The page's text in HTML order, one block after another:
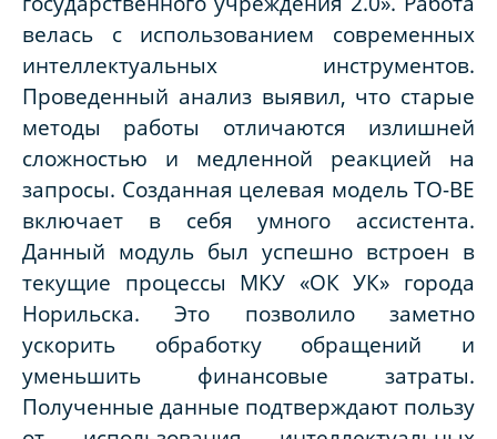
велась с использованием современных
интеллектуальных инструментов.
Проведенный анализ выявил, что старые
методы работы отличаются излишней
сложностью и медленной реакцией на
запросы. Созданная целевая модель TO-BE
включает в себя умного ассистента.
Данный модуль был успешно встроен в
текущие процессы МКУ «ОК УК» города
Норильска. Это позволило заметно
ускорить обработку обращений и
уменьшить финансовые затраты.
Полученные данные подтверждают пользу